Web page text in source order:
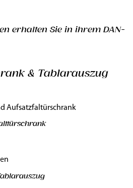
erhalten Sie in ihrem DAN-
& Tablarauszug